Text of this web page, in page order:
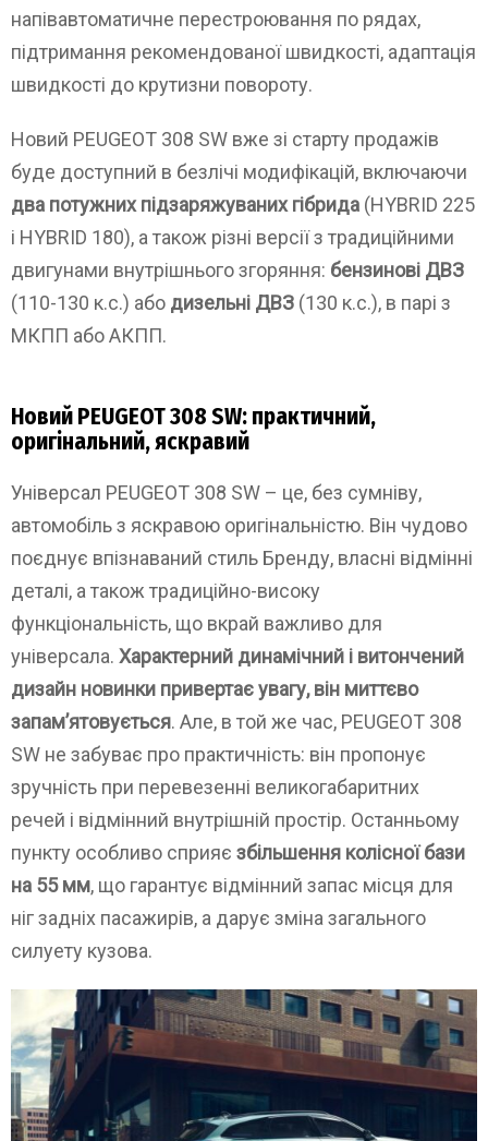
напівавтоматичне перестроювання по рядах,
підтримання рекомендованої швидкості, адаптація
швидкості до крутизни повороту.
Новий PEUGEOT 308 SW вже зі старту продажів
буде доступний в безлічі модифікацій, включаючи
два потужних підзаряжуваних гібрида (HYBRID 225
і HYBRID 180), а також різні версії з традиційними
двигунами внутрішнього згоряння: бензинові ДВЗ
(110-130 к.с.) або дизельні ДВЗ (130 к.с.), в парі з
МКПП або АКПП.
Новий PEUGEOT 308 SW: практичний,
оригінальний, яскравий
Універсал PEUGEOT 308 SW – це, без сумніву,
автомобіль з яскравою оригінальністю. Він чудово
поєднує впізнаваний стиль Бренду, власні відмінні
деталі, а також традиційно-високу
функціональність, що вкрай важливо для
універсала. Характерний динамічний і витончений
дизайн новинки привертає увагу, він миттєво
запам’ятовується. Але, в той же час, PEUGEOT 308
SW не забуває про практичність: він пропонує
зручність при перевезенні великогабаритних
речей і відмінний внутрішній простір. Останньому
пункту особливо сприяє збільшення колісної бази
на 55 мм, що гарантує відмінний запас місця для
ніг задніх пасажирів, а дарує зміна загального
силуету кузова.